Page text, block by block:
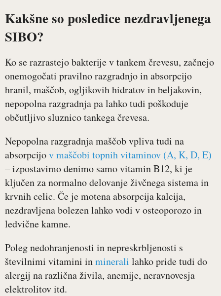
Kakšne so posledice nezdravljenega
SIBO?
Ko se razrastejo bakterije v tankem črevesu, začnejo
onemogočati pravilno razgradnjo in absorpcijo
hranil, maščob, ogljikovih hidratov in beljakovin,
nepopolna razgradnja pa lahko tudi poškoduje
občutljivo sluznico tankega črevesa.
Nepopolna razgradnja maščob vpliva tudi na
absorpcijov maščobi topnih vitaminov (A, K, D, E)
– izpostavimo denimo samo vitamin B12, ki je
ključen za normalno delovanje živčnega sistema in
krvnih celic. Če je motena absorpcija kalcija,
nezdravljena bolezen lahko vodi v osteoporozo in
ledvične kamne.
Poleg nedohranjenosti in nepreskrbljenosti s
številnimi vitamini inminerali lahko pride tudi do
alergij na različna živila, anemije, neravnovesja
elektrolitov itd.